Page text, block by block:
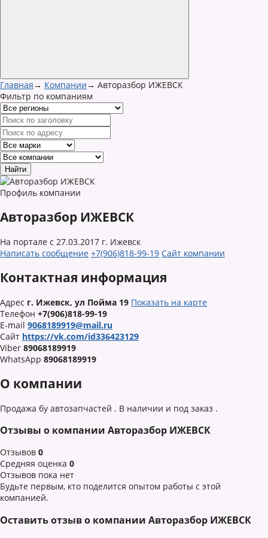
Главная→ Компании→ Авторазбор ИЖЕВСК
Фильтр по компаниям
Профиль компании
Авторазбор ИЖЕВСК
На портале с 27.03.2017 г. Ижевск
Написать сообщение +7(906)818-99-19 Сайт компании
Контактная информация
Адрес г. Ижевск, ул Пойма 19 Показать на карте
Телефон +7(906)818-99-19
E-mail 9068189919@mail.ru
Сайт https://vk.com/id336423129
Viber 89068189919
WhatsApp 89068189919
О компании
Продажа бу автозапчастей . В наличии и под заказ .
Отзывы о компании Авторазбор ИЖЕВСК
Отзывов 0
Средняя оценка 0
Отзывов пока нет
Будьте первым, кто поделится опытом работы с этой
компанией.
Оставить отзыв о компании Авторазбор ИЖЕВСК